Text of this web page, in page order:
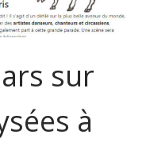
sur
à